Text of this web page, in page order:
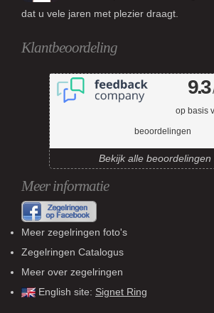
dat u vele jaren met plezier draagt.
Klantbeoordeling
9.3
op basis
beoordelingen
Bekijk alle beoordelingen
Meer informatie
Meer zegelringen foto's
Zegelringen Catalogus
Meer over zegelringen
English site: Signet Ring